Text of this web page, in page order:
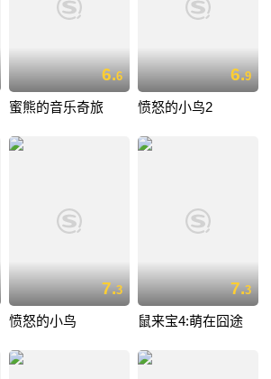
6.6
蜜熊的音乐奇旅
6.9
愤怒的小鸟2
7.3
愤怒的小鸟
7.3
鼠来宝4:萌在囧途